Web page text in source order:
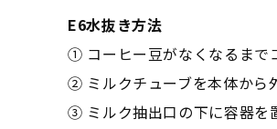
E6水抜き方法
① コーヒー豆がなくなるまで
② ミルクチューブを本体から
③ ミルク抽出口の下に容器を